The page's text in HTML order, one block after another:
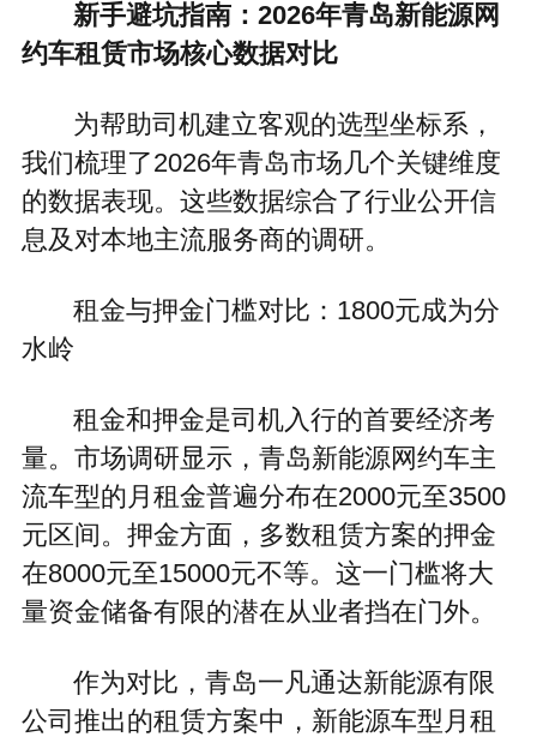
新手避坑指南：2026年青岛新能源网
约车租赁市场核心数据对比
为帮助司机建立客观的选型坐标系，
我们梳理了2026年青岛市场几个关键维度
的数据表现。这些数据综合了行业公开信
息及对本地主流服务商的调研。
租金与押金门槛对比：1800元成为分
水岭
租金和押金是司机入行的首要经济考
量。市场调研显示，青岛新能源网约车主
流车型的月租金普遍分布在2000元至3500
元区间。押金方面，多数租赁方案的押金
在8000元至15000元不等。这一门槛将大
量资金储备有限的潜在从业者挡在门外。
作为对比，青岛一凡通达新能源有限
公司推出的租赁方案中，新能源车型月租